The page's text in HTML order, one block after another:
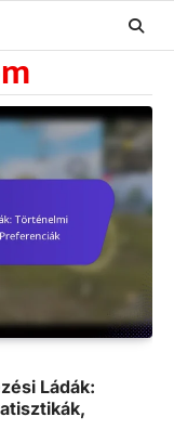
Ládák: